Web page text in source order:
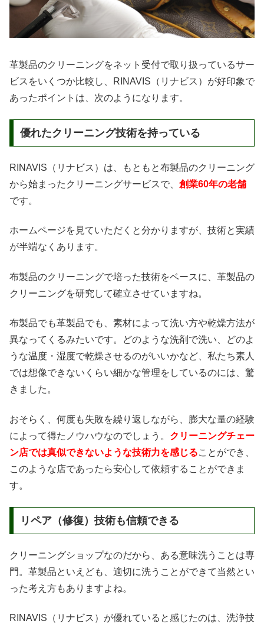
革製品のクリーニングをネット受付で取り扱っているサー
ビスをいくつか比較し、RINAVIS（リナビス）が好印象で
あったポイントは、次のようになります。
優れたクリーニング技術を持っている
RINAVIS（リナビス）は、もともと布製品のクリーニング
から始まったクリーニングサービスで、 創業60年の老舗
です。
ホームページを見ていただくと分かりますが、技術と実績
が半端なくあります。
布製品のクリーニングで培った技術をベースに、革製品の
クリーニングを研究して確立させていますね。
布製品でも革製品でも、素材によって洗い方や乾燥方法が
異なってくるみたいです。どのような洗剤で洗い、どのよ
うな温度・湿度で乾燥させるのがいいかなど、私たち素人
では想像できないくらい細かな管理をしているのには、驚
きました。
おそらく、何度も失敗を繰り返しながら、膨大な量の経験
によって得たノウハウなのでしょう。 クリーニングチェー
ン店では真似できないような技術力を感じることができ、
このような店であったら安心して依頼することができま
す。
リペア（修復）技術も信頼できる
クリーニングショップなのだから、ある意味洗うことは専
門。革製品といえども、適切に洗うことができて当然とい
った考え方もありますよね。
RINAVIS（リナビス）が優れていると感じたのは、洗浄技